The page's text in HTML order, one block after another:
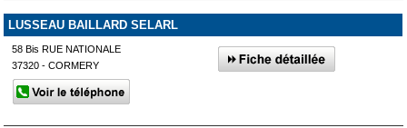
LUSSEAU BAILLARD SELARL
58 Bis RUE NATIONALE
37320 - CORMERY